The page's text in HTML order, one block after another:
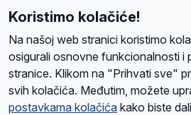
Radio Maria). Svjetsku obitelj
kojima je i hrvatska Udruga Radio
O namaRadio ProgramVolonteriPrijatelji
Koristimo kolačiće!
Na našoj web stranici koristimo
osigurali osnovne funkcionalnosti i
stranice. Klikom na "Prihvati sve"
svih kolačića. Međutim, možete
postavkama kolačića kako biste